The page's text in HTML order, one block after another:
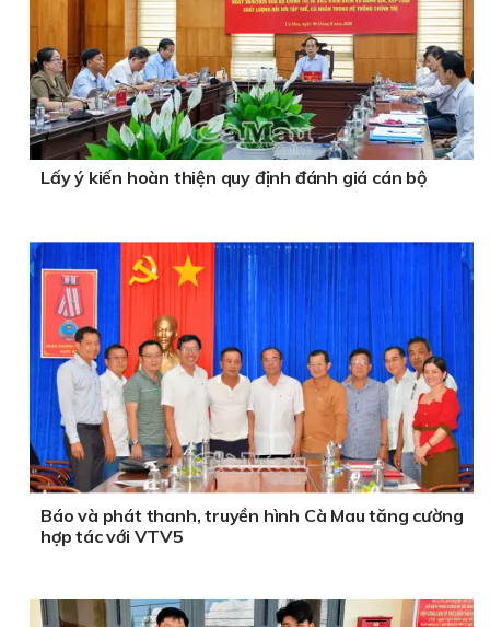
Lấy ý kiến hoàn thiện quy định đánh giá cán bộ
Báo và phát thanh, truyền hình Cà Mau tăng cường
hợp tác với VTV5